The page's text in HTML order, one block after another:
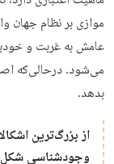
موازی بر نظام جهان
عامش به غربت و
می‌شود. درحالی‌که
بدهد.
از بزرگ‌ترین
وجودشناسی شکل